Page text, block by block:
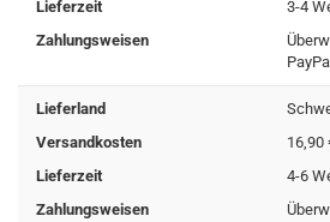
Lieferzeit
3-4
Zahlungsweisen
Lieferland
Versandkosten
16,90
Lieferzeit
4-6
Zahlungsweisen